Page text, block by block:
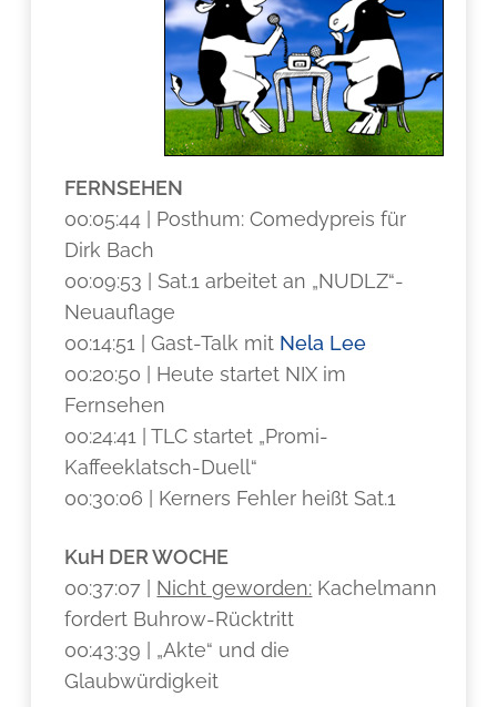
FERNSEHEN
00:05:44 | Posthum: Comedypreis für
Dirk Bach
00:09:53 | Sat.1 arbeitet an „NUDLZ“-
Neuauflage
00:14:51 | Gast-Talk mit Nela Lee
00:20:50 | Heute startet NIX im
Fernsehen
00:24:41 | TLC startet „Promi-
Kaffeeklatsch-Duell“
00:30:06 | Kerners Fehler heißt Sat.1
KuH DER WOCHE
00:37:07 | Nicht geworden: Kachelmann
fordert Buhrow-Rücktritt
00:43:39 | „Akte“ und die
Glaubwürdigkeit